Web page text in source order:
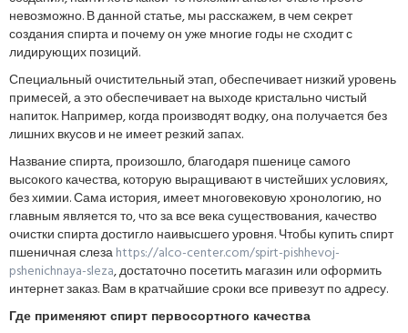
невозможно. В данной статье, мы расскажем, в чем секрет
создания спирта и почему он уже многие годы не сходит с
лидирующих позиций.
Специальный очистительный этап, обеспечивает низкий уровень
примесей, а это обеспечивает на выходе кристально чистый
напиток. Например, когда производят водку, она получается без
лишних вкусов и не имеет резкий запах.
Название спирта, произошло, благодаря пшенице самого
высокого качества, которую выращивают в чистейших условиях,
без химии. Сама история, имеет многовековую хронологию, но
главным является то, что за все века существования, качество
очистки спирта достигло наивысшего уровня. Чтобы купить спирт
пшеничная слезаhttps://alco-center.com/spirt-pishhevoj-
pshenichnaya-sleza, достаточно посетить магазин или оформить
интернет заказ. Вам в кратчайшие сроки все привезут по адресу.
Где применяют спирт первосортного качества